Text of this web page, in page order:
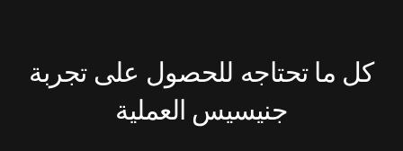
كل ما تحتاجه للحصول على تجربة
جنيسيس العملية